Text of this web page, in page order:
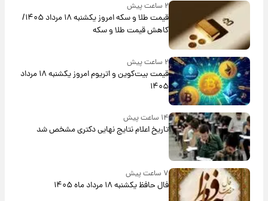
۲ ساعت پیش
قیمت طلا و سکه امروز یکشنبه ۱۸ مرداد ۱۴۰۵/
کاهش قیمت طلا و سکه
۲ ساعت پیش
قیمت بیت‌کوین و اتریوم امروز یکشنبه ۱۸ مرداد
۱۴۰۵
۱۴ ساعت پیش
تاریخ اعلام نتایج نهایی دکتری مشخص شد
۷ ساعت پیش
فال حافظ یکشنبه ۱۸ مرداد ماه ۱۴۰۵